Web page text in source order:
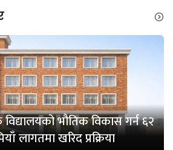
भौतिक विकास गर्न ६२
लागतमा खरिद प्रक्रिया